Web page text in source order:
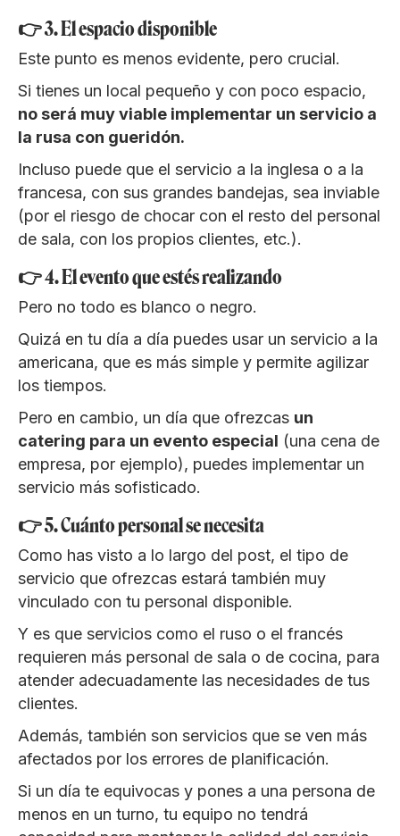
👉 3. El espacio disponible
Este punto es menos evidente, pero crucial.
Si tienes un local pequeño y con poco espacio,
no será muy viable implementar un servicio a
la rusa con gueridón.
Incluso puede que el servicio a la inglesa o a la
francesa, con sus grandes bandejas, sea inviable
(por el riesgo de chocar con el resto del personal
de sala, con los propios clientes, etc.).
👉 4. El evento que estés realizando
Pero no todo es blanco o negro.
Quizá en tu día a día puedes usar un servicio a la
americana, que es más simple y permite agilizar
los tiempos.
Pero en cambio, un día que ofrezcas un
catering para un evento especial (una cena de
empresa, por ejemplo), puedes implementar un
servicio más sofisticado.
👉 5. Cuánto personal se necesita
Como has visto a lo largo del post, el tipo de
servicio que ofrezcas estará también muy
vinculado con tu personal disponible.
Y es que servicios como el ruso o el francés
requieren más personal de sala o de cocina, para
atender adecuadamente las necesidades de tus
clientes.
Además, también son servicios que se ven más
afectados por los errores de planificación.
Si un día te equivocas y pones a una persona de
menos en un turno, tu equipo no tendrá